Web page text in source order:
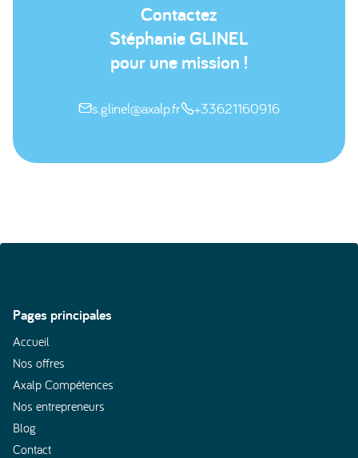
Contactez
Stéphanie GLINEL
pour une mission !
s.glinel@axalp.fr+33621160916
Pages principales
Accueil
Nos offres
Axalp Compétences
Nos entrepreneurs
Blog
Contact